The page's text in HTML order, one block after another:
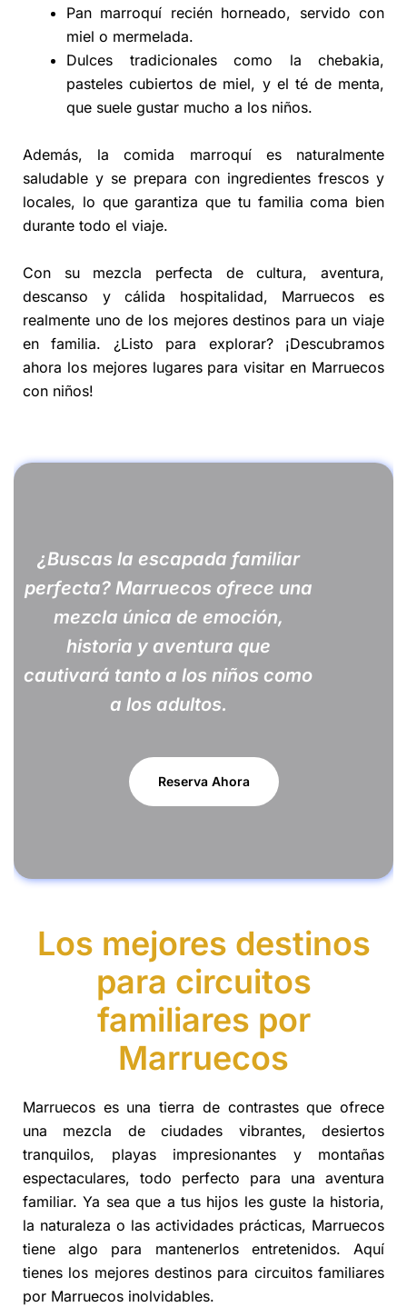
Pan marroquí recién horneado, servido con
miel o mermelada.
Dulces tradicionales como la chebakia,
pasteles cubiertos de miel, y el té de menta,
que suele gustar mucho a los niños.
Además, la comida marroquí es naturalmente
saludable y se prepara con ingredientes frescos y
locales, lo que garantiza que tu familia coma bien
durante todo el viaje.
Con su mezcla perfecta de cultura, aventura,
descanso y cálida hospitalidad, Marruecos es
realmente uno de los mejores destinos para un viaje
en familia. ¿Listo para explorar? ¡Descubramos
ahora los mejores lugares para visitar en Marruecos
con niños!
¿Buscas la escapada familiar
perfecta? Marruecos ofrece una
mezcla única de emoción,
historia y aventura que
cautivará tanto a los niños como
a los adultos.
Reserva Ahora
Los mejores destinos
para circuitos
familiares por
Marruecos
Marruecos es una tierra de contrastes que ofrece
una mezcla de ciudades vibrantes, desiertos
tranquilos, playas impresionantes y montañas
espectaculares, todo perfecto para una aventura
familiar. Ya sea que a tus hijos les guste la historia,
la naturaleza o las actividades prácticas, Marruecos
tiene algo para mantenerlos entretenidos. Aquí
tienes los mejores destinos para circuitos familiares
por Marruecos inolvidables.